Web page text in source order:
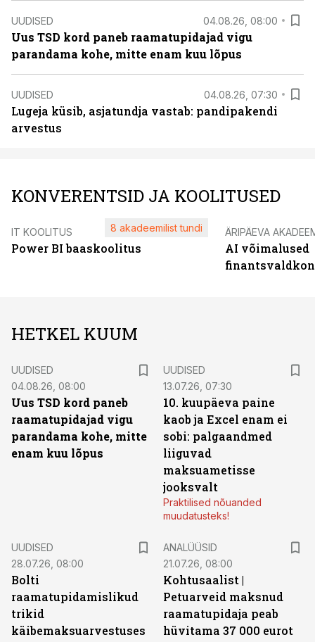
UUDISED 04.08.26, 08:00
Uus TSD kord paneb raamatupidajad vigu
parandama kohe, mitte enam kuu lõpus
UUDISED 04.08.26, 07:30
Lugeja küsib, asjatundja vastab: pandipakendi
arvestus
KONVERENTSID JA KOOLITUSED
IT KOOLITUS
Power BI baaskoolitus
8 akadeemilist tundi ÄRIPÄEVA
AI võimalused
HETKEL KUUM
UUDISED
04.08.26, 08:00
Uus TSD kord paneb
raamatupidajad vigu
parandama kohe, mitte
enam kuu lõpus
UUDISED
13.07.26, 07:30
10. kuupäeva paine
kaob ja Excel enam ei
sobi: palgaandmed
liiguvad
maksuametisse
jooksvalt
Praktilised nõuanded
muudatusteks!
UUDISED
28.07.26, 08:00
Bolti
raamatupidamislikud
trikid
käibemaksuarvestuses
ANALÜÜSID
21.07.26, 08:00
Kohtusaalist |
Petuarveid maksnud
raamatupidaja peab
hüvitama 37 000 eurot